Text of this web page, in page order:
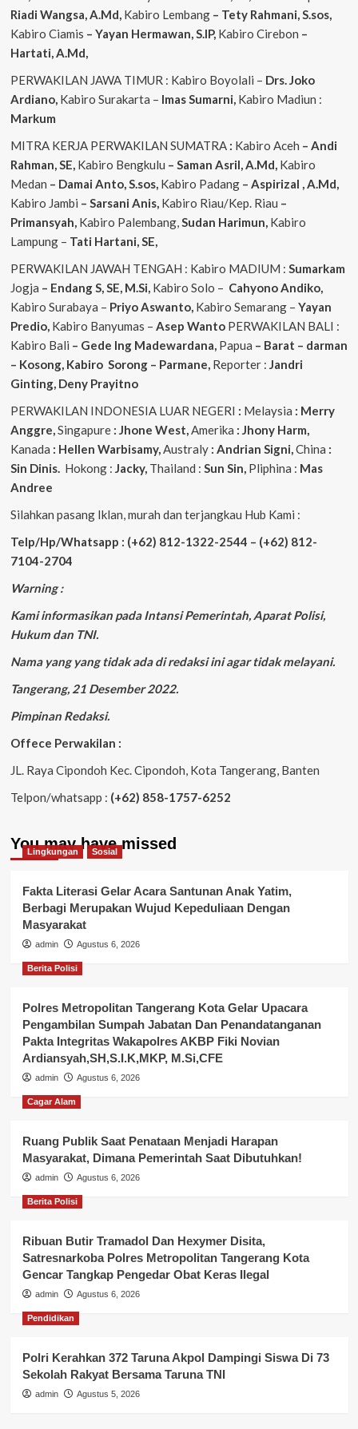
Riadi Wangsa, A.Md, Kabiro Lembang– Tety Rahmani, S.sos,
Kabiro Ciamis – Yayan Hermawan, S.IP, Kabiro Cirebon –
Hartati, A.Md,
PERWAKILAN JAWA TIMUR : Kabiro Boyolali – Drs. Joko
Ardiano, Kabiro Surakarta – ImasSumarni, Kabiro Madiun :
Markum
MITRA KERJA PERWAKILAN SUMATRA : Kabiro Aceh – Andi
Rahman, SE, Kabiro Bengkulu – Saman Asril, A.Md, Kabiro
Medan – Damai Anto, S.sos, Kabiro Padang– Aspirizal , A.Md,
Kabiro Jambi – Sarsani Anis, Kabiro Riau/Kep. Riau –
Primansyah, Kabiro Palembang,Sudan Harimun, Kabiro
Lampung – Tati Hartani, SE,
PERWAKILAN JAWAH TENGAH : Kabiro MADIUM : Sumarkam
Jogja – Endang S, SE, M.Si, Kabiro Solo – CahyonoAndiko,
Kabiro Surabaya – PriyoAswanto, Kabiro Semarang – Yayan
Predio, Kabiro Banyumas – Asep WantoPERWAKILAN BALI :
Kabiro Bali – Gede Ing Madewardana, Papua – Barat – darman
– Kosong, Kabiro Sorong – Parmane, Reporter : Jandri
Ginting, Deny Prayitno
PERWAKILAN INDONESIA LUAR NEGERI : Melaysia : Merry
Anggre,Singapure: Jhone West,Amerika : Jhony Harm,
Kanada : Hellen Warbisamy,Australy : Andrian Signi,China :
Sin Dinis. Hokong : Jacky, Thailand : Sun Sin, Pliphina : Mas
Andree
Silahkan pasang Iklan, murah dan terjangkau Hub Kami :
Telp/Hp/Whatsapp : (+62) 812-1322-2544 – (+62) 812-
7104-2704
Warning :
Kami informasikan pada Intansi Pemerintah, Aparat Polisi,
Hukum dan TNI.
Nama yang yang tidak ada di redaksi ini agar tidak melayani.
Tangerang, 21 Desember 2022.
Pimpinan Redaksi.
Offece Perwakilan :
JL. Raya Cipondoh Kec. Cipondoh, Kota Tangerang, Banten
Telpon/whatsapp : (+62) 858-1757-6252
You may have missed
Lingkungan Sosial
Fakta Literasi Gelar Acara Santunan Anak Yatim,
Berbagi Merupakan Wujud Kepeduliaan Dengan
Masyarakat
admin Agustus 6, 2026
Berita Polisi
Polres Metropolitan Tangerang Kota Gelar Upacara
Pengambilan Sumpah Jabatan Dan Penandatanganan
Pakta Integritas Wakapolres AKBP Fiki Novian
Ardiansyah,SH,S.I.K,MKP, M.Si,CFE
admin Agustus 6, 2026
Cagar Alam
Ruang Publik Saat Penataan Menjadi Harapan
Masyarakat, Dimana Pemerintah Saat Dibutuhkan!
admin Agustus 6, 2026
Berita Polisi
Ribuan Butir Tramadol Dan Hexymer Disita,
Satresnarkoba Polres Metropolitan Tangerang Kota
Gencar Tangkap Pengedar Obat Keras Ilegal
admin Agustus 6, 2026
Pendidikan
Polri Kerahkan 372 Taruna Akpol Dampingi Siswa Di 73
Sekolah Rakyat Bersama Taruna TNI
admin Agustus 5, 2026